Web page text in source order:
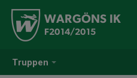
Truppen
WARGÖNS IK
F2014/2015